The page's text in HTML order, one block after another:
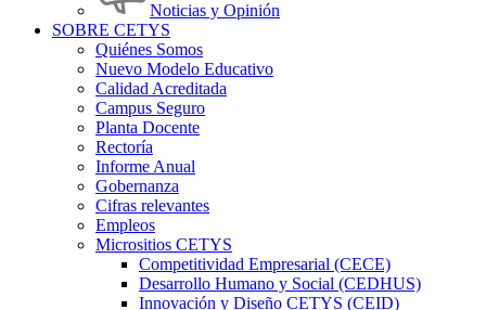
Noticias y Opinión
SOBRE CETYS
Quiénes Somos
Nuevo Modelo Educativo
Calidad Acreditada
Campus Seguro
Planta Docente
Rectoría
Informe Anual
Gobernanza
Cifras relevantes
Empleos
Micrositios CETYS
Competitividad Empresarial (CECE)
Desarrollo Humano y Social (CEDHUS)
Innovación y Diseño CETYS (CEID)